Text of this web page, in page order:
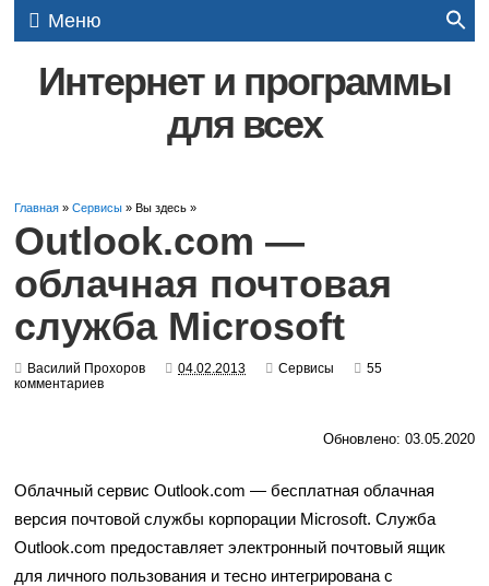
Меню
Интернет и программы
для всех
Главная »Сервисы » Вы здесь »
Outlook.com —
облачная почтовая
служба Microsoft
Василий Прохоров 04.02.2013 Сервисы
55
комментариев
Обновлено: 03.05.2020
Облачный сервис Outlook.com — бесплатная облачная
версия почтовой службы корпорации Microsoft. Служба
Outlook.com предоставляет электронный почтовый ящик
для личного пользования и тесно интегрирована с